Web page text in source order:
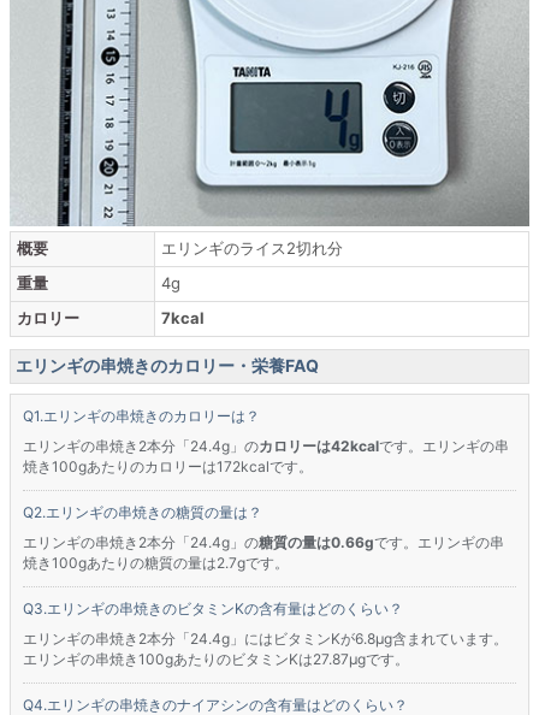
概要
エリンギのライス2切れ分
重量
4g
カロリー
7kcal
エリンギの串焼きのカロリー・栄養FAQ
エリンギの串焼きのカロリーは？
エリンギの串焼き2本分「24.4g」のカロリーは42kcalです。エリンギの串
焼き100gあたりのカロリーは172kcalです。
エリンギの串焼きの糖質の量は？
エリンギの串焼き2本分「24.4g」の糖質の量は0.66gです。エリンギの串
焼き100gあたりの糖質の量は2.7gです。
エリンギの串焼きのビタミンKの含有量はどのくらい？
エリンギの串焼き2本分「24.4g」にはビタミンKが6.8μg含まれています。
エリンギの串焼き100gあたりのビタミンKは27.87μgです。
エリンギの串焼きのナイアシンの含有量はどのくらい？